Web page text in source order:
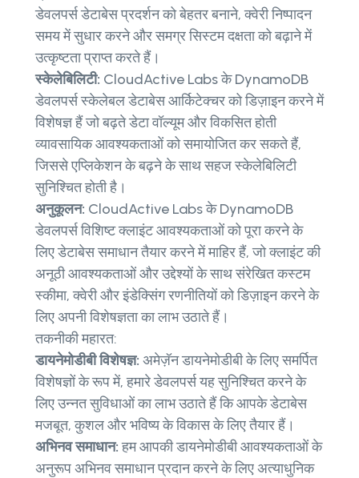
डेवलपर्स डेटाबेस प्रदर्शन को बेहतर बनाने, क्वेरी निष्पादन
समय में सुधार करने और समग्र सिस्टम दक्षता को बढ़ाने में
उत्कृष्टता प्राप्त करते हैं।
स्केलेबिलिटी: CloudActive Labs के DynamoDB
डेवलपर्स स्केलेबल डेटाबेस आर्किटेक्चर को डिज़ाइन करने में
विशेषज्ञ हैं जो बढ़ते डेटा वॉल्यूम और विकसित होती
व्यावसायिक आवश्यकताओं को समायोजित कर सकते हैं,
जिससे एप्लिकेशन के बढ़ने के साथ सहज स्केलेबिलिटी
सुनिश्चित होती है।
अनुकूलन: CloudActive Labs के DynamoDB
डेवलपर्स विशिष्ट क्लाइंट आवश्यकताओं को पूरा करने के
लिए डेटाबेस समाधान तैयार करने में माहिर हैं, जो क्लाइंट की
अनूठी आवश्यकताओं और उद्देश्यों के साथ संरेखित कस्टम
स्कीमा, क्वेरी और इंडेक्सिंग रणनीतियों को डिज़ाइन करने के
लिए अपनी विशेषज्ञता का लाभ उठाते हैं।
तकनीकी महारत:
डायनेमोडीबी विशेषज्ञ: अमेज़ॅन डायनेमोडीबी के लिए समर्पित
विशेषज्ञों के रूप में, हमारे डेवलपर्स यह सुनिश्चित करने के
लिए उन्नत सुविधाओं का लाभ उठाते हैं कि आपके डेटाबेस
मजबूत, कुशल और भविष्य के विकास के लिए तैयार हैं।
अभिनव समाधान:हम आपकी डायनेमोडीबी आवश्यकताओं के
अनुरूप अभिनव समाधान प्रदान करने के लिए अत्याधुनिक